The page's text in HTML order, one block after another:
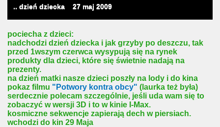
.. dzień dziecka 27 maj 2009
pociecha z dzieci:
nadchodzi dzień dziecka i jak grzyby po deszczu, tak
przed 1wszym czerwca wysypują się na rynek
produkty dla dzieci, które się świetnie nadają na
prezenty.
na dzień matki nasze dzieci poszły na lody i do kina
pokaz filmu "Potwory kontra obcy" (laurka też była)
serdecznie polecam szczególnie, jeśli uda wam się to
zobaczyć w wersji 3D i to w kinie I-Max.
kosmiczne sekwencje zapierają dech w piersiach.
wchodzi do kin 29 Maja